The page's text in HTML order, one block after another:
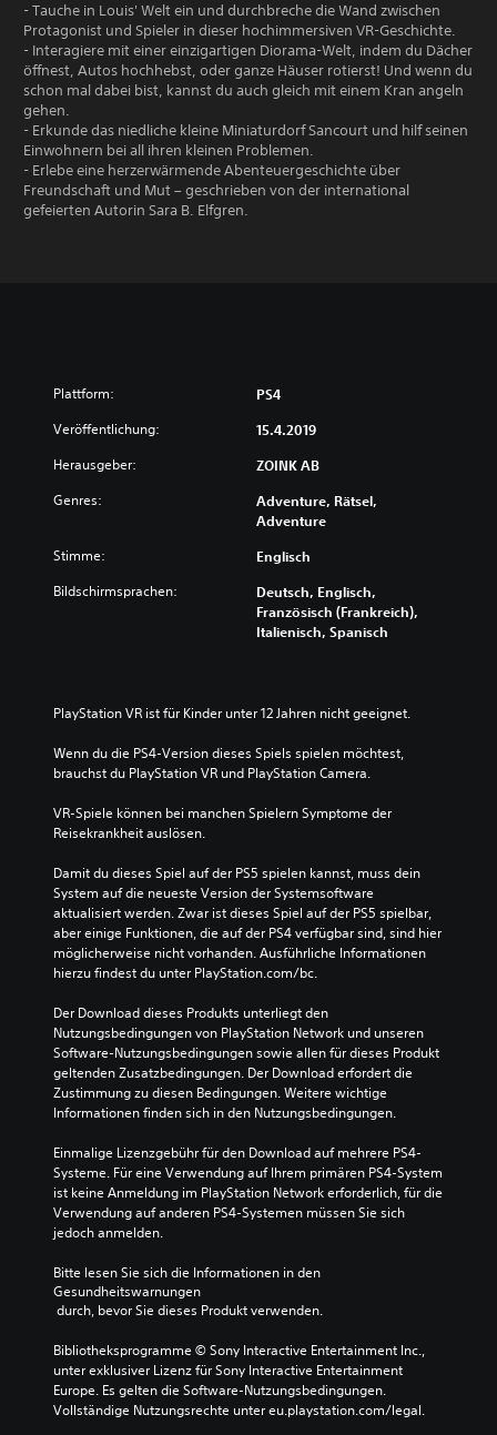
- Tauche in Louis' Welt ein und durchbreche die Wand zwischen
Protagonist und Spieler in dieser hochimmersiven VR-Geschichte.
- Interagiere mit einer einzigartigen Diorama-Welt, indem du Dächer
öffnest, Autos hochhebst, oder ganze Häuser rotierst! Und wenn du
schon mal dabei bist, kannst du auch gleich mit einem Kran angeln
gehen.
- Erkunde das niedliche kleine Miniaturdorf Sancourt und hilf seinen
Einwohnern bei all ihren kleinen Problemen.
- Erlebe eine herzerwärmende Abenteuergeschichte über
Freundschaft und Mut – geschrieben von der international
gefeierten Autorin Sara B. Elfgren.
Plattform: PS4
Veröffentlichung: 15.4.2019
Herausgeber: ZOINK AB
Genres:
Adventure, Rätsel,
Adventure
Stimme: Englisch
Bildschirmsprachen:
Deutsch, Englisch,
Französisch (Frankreich),
Italienisch, Spanisch
PlayStation VR ist für Kinder unter 12 Jahren nicht geeignet.
Wenn du die PS4-Version dieses Spiels spielen möchtest,
brauchst du PlayStation VR und PlayStation Camera.
VR-Spiele können bei manchen Spielern Symptome der
Reisekrankheit auslösen.
Damit du dieses Spiel auf der PS5 spielen kannst, muss dein
System auf die neueste Version der Systemsoftware
aktualisiert werden. Zwar ist dieses Spiel auf der PS5 spielbar,
aber einige Funktionen, die auf der PS4 verfügbar sind, sind hier
möglicherweise nicht vorhanden. Ausführliche Informationen
hierzu findest du unter PlayStation.com/bc.
Der Download dieses Produkts unterliegt den
Nutzungsbedingungen von PlayStation Network und unseren
Software-Nutzungsbedingungen sowie allen für dieses Produkt
geltenden Zusatzbedingungen. Der Download erfordert die
Zustimmung zu diesen Bedingungen. Weitere wichtige
Informationen finden sich in den Nutzungsbedingungen.
Einmalige Lizenzgebühr für den Download auf mehrere PS4-
Systeme. Für eine Verwendung auf Ihrem primären PS4-System
ist keine Anmeldung im PlayStation Network erforderlich, für die
Verwendung auf anderen PS4-Systemen müssen Sie sich
jedoch anmelden.
Bitte lesen Sie sich die Informationen in den
Gesundheitswarnungen
durch, bevor Sie dieses Produkt verwenden.
Bibliotheksprogramme © Sony Interactive Entertainment Inc.,
unter exklusiver Lizenz für Sony Interactive Entertainment
Europe. Es gelten die Software-Nutzungsbedingungen.
Vollständige Nutzungsrechte unter eu.playstation.com/legal.